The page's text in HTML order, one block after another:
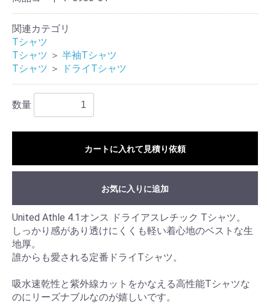
関連カテゴリ
Tシャツ
Tシャツ ＞ 半袖Tシャツ
Tシャツ ＞ ドライTシャツ
数量
カートに入れて見積り依頼
お気に入りに追加
United Athle 4.1オンス ドライアスレチック Tシャツ。
しっかり感があり透けにくくも軽い着心地のベストな生
地厚。
誰からも愛される定番ドライTシャツ。
吸水速乾性と紫外線カットをかなえる高性能Tシャツな
のにリーズナブルなのが嬉しいです。